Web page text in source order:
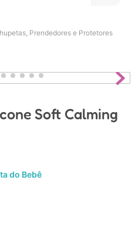
Prendedores e Protetores
Soft Calming
do Bebê